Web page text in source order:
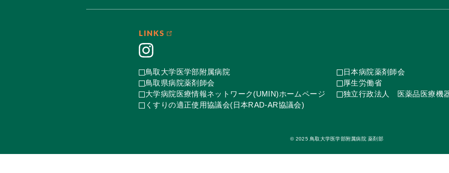
LINKS
鳥取大学医学部附属病院
日本病院薬剤師会
鳥取県病院薬剤師会
厚生労働省
大学病院医療情報ネットワーク(UMIN)ホームページ
独立行政法人 医薬品医療機
くすりの適正使用協議会(日本RAD-AR協議会)
© 2025 鳥取大学医学部附属病院 薬剤部